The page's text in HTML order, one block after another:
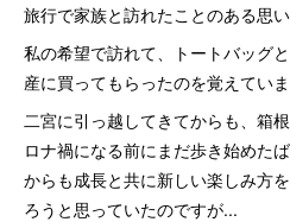
旅行で家族と訪れたことのある思
私の希望で訪れて、トートバッグ
産に買ってもらったのを覚えていま
二宮に引っ越してきてからも、箱
ロナ禍になる前にまだ歩き始めた
からも成長と共に新しい楽しみ方
ろうと思っていたのですが...